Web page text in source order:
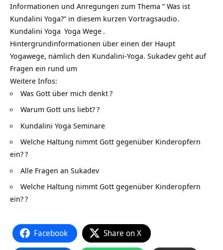
Informationen und Anregungen zum Thema “ Was ist
Kundalini Yoga?“ in diesem kurzen Vortragsaudio.
Kundalini Yoga Yoga Wege .
Hintergrundinformationen über einen der Haupt
Yogawege, nämlich den Kundalini-Yoga. Sukadev geht auf
Fragen ein rund um
Weitere Infos:
Was Gott über mich denkt?
Warum Gott uns liebt??
Kundalini Yoga Seminare
Welche Haltung nimmt Gott gegenüber Kinderopfern
ein??
Alle Fragen an Sukadev
Welche Haltung nimmt Gott gegenüber Kinderopfern
ein??
Facebook Share on X